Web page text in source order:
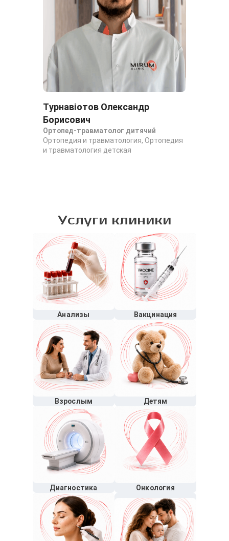
Турнавіотов Олександр
Борисович
Ортопед-травматолог дитячий
Ортопедия и травматология, Ортопедия
и травматология детская
Услуги клиники
Анализы Вакцинация
Взрослым Детям
Диагностика Онкология